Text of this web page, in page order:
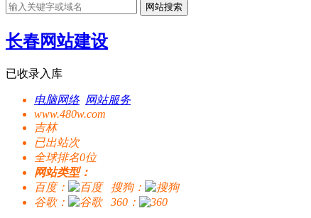
网站搜索
长春网站建设
已收录入库
电脑网络 网站服务
www.480w.com
吉林
已出站次
全球排名0位
网站类型：
百度：
搜狗：
谷歌：
360：